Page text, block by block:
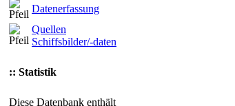
Datenerfassung
Quellen
Schiffsbilder/-daten
:: Statistik
Diese Datenbank enthält